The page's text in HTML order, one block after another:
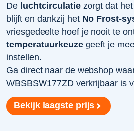
De luchtcirculatie zorgt dat
blijft en dankzij het No Frost-
vriesgedeelte hoef je nooit te
temperatuurkeuze geeft je
instellen.
Ga direct naar de webshop
WBSBSW177ZD verkrijbaar is
Bekijk laagste prijs